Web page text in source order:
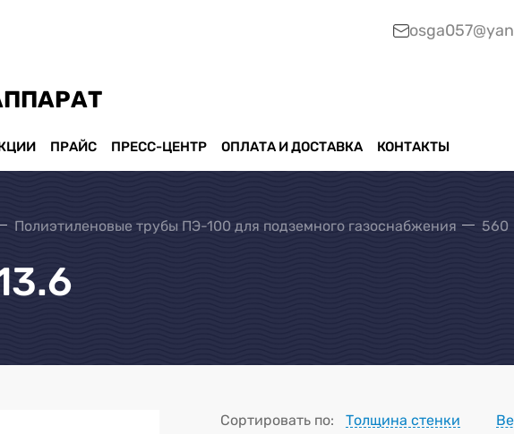
ПРАЙС ПРЕСС-ЦЕНТР ОПЛАТА И ДОСТАВКА КОНТАКТЫ
Полиэтиленовые трубы ПЭ-100 для подземного газоснабжения 560
Сортировать по: Толщина стенки